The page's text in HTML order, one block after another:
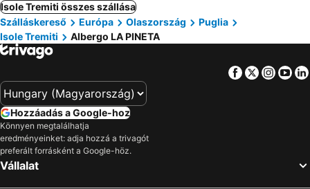
Isole Tremiti összes szállása
Szálláskereső
Európa Olaszország
Puglia
Isole Tremiti
Albergo LA PINETA
Facebook
Twitter
Hozzáadás a Google-hoz
Könnyen megtalálhatja
eredményeinket: adja hozzá a trivagót
preferált forrásként a Google-höz.
Vállalat